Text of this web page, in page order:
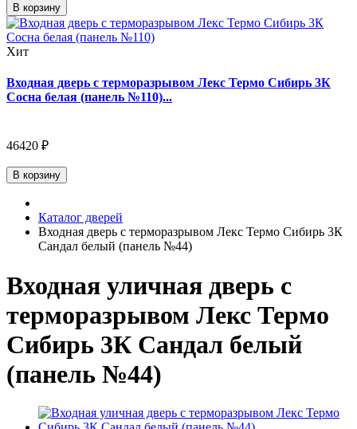
В корзину
Хит
Входная дверь с терморазрывом Лекс Термо Сибирь 3К
Сосна белая (панель №110)...
46420 ₽
В корзину
Каталог дверей
Входная дверь с терморазрывом Лекс Термо Сибирь 3К
Сандал белый (панель №44)
Входная уличная дверь с
терморазрывом Лекс Термо
Сибирь 3К Сандал белый
(панель №44)